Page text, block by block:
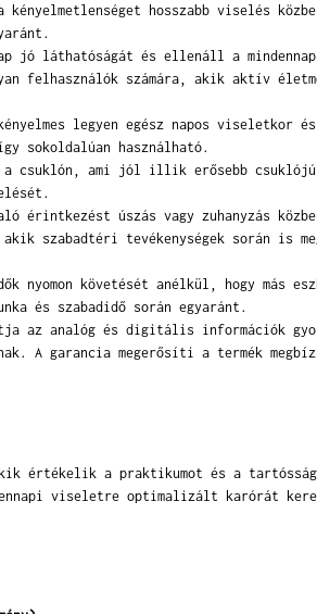
hosszabb viselés
jó láthatóságát és ellenáll a
felhasználók számára, akik aktív
legyen egész napos viseletkor
sokoldalúan használható.
a csuklón, ami jól illik erősebb
úszás vagy zuhanyzás
szabadtéri tevékenységek során is
nyomon követését anélkül, hogy más
és szabadidő során egyaránt.
az analóg és digitális információk
A garancia megerősíti a termék
értékelik a praktikumot és a
viseletre optimalizált karórát